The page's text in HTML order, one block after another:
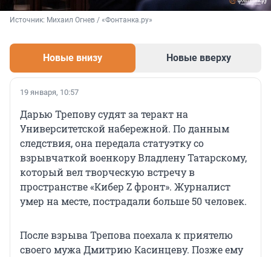
Источник: Михаил Огнев / «Фонтанка.ру»
Новые внизу Новые вверху
19 января, 10:57
Дарью Трепову судят за теракт на
Университетской набережной. По данным
следствия, она передала статуэтку со
взрывчаткой военкору Владлену Татарскому,
который вел творческую встречу в
пространстве «Кибер Z фронт». Журналист
умер на месте, пострадали больше 50 человек.
После взрыва Трепова поехала к приятелю
своего мужа Дмитрию Касинцеву. Позже ему